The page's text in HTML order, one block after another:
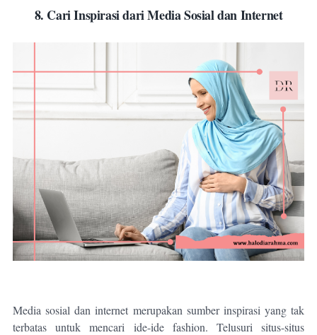
8. Cari Inspirasi dari Media Sosial dan Internet
Media sosial dan internet merupakan sumber inspirasi yang tak
terbatas untuk mencari ide-ide fashion. Telusuri situs-situs